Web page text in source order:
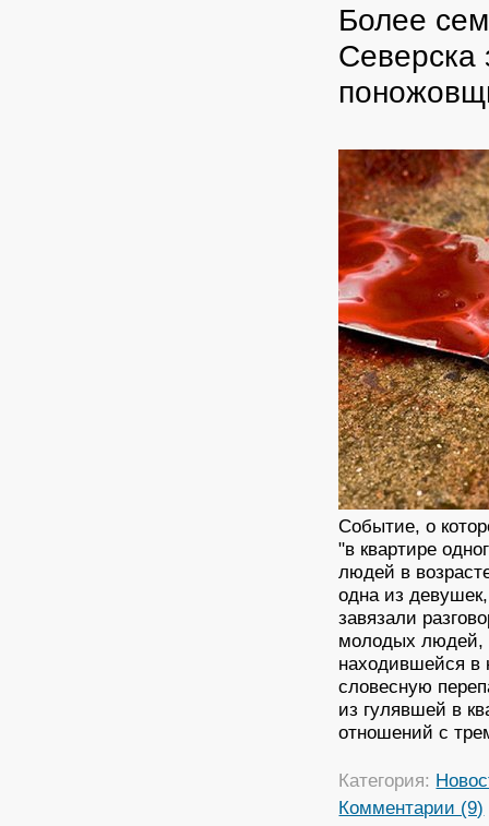
Более
Северска
Событие, о
"в квартире
людей в
одна из
завязали
молодых людей,
находившейся в
словесную
из гулявшей в
отношений с
Категория:
Комментарии (9)